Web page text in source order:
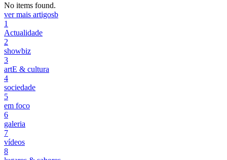
No items found.
ver mais artigosb
1
Actualidade
2
showbiz
3
artE & cultura
4
sociedade
5
em foco
6
galeria
7
vídeos
8